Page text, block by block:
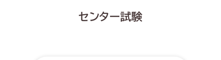
センター試験